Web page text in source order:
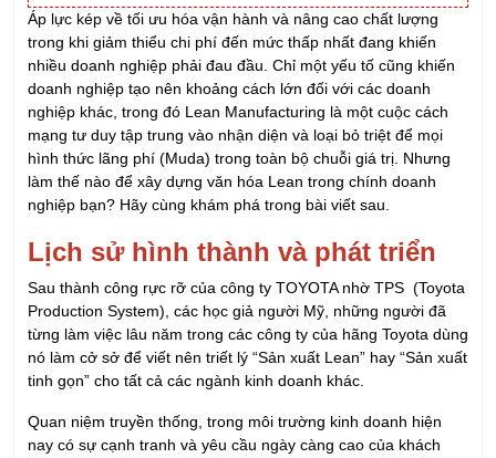
Áp lực kép về tối ưu hóa vận hành và nâng cao chất lượng
trong khi giảm thiểu chi phí đến mức thấp nhất đang khiến
nhiều doanh nghiệp phải đau đầu. Chỉ một yếu tố cũng khiến
doanh nghiệp tạo nên khoảng cách lớn đối với các doanh
nghiệp khác, trong đó Lean Manufacturing là một cuộc cách
mạng tư duy tập trung vào nhận diện và loại bỏ triệt để mọi
hình thức lãng phí (Muda) trong toàn bộ chuỗi giá trị. Nhưng
làm thế nào để xây dựng văn hóa Lean trong chính doanh
nghiệp bạn? Hãy cùng khám phá trong bài viết sau.
Lịch sử hình thành và phát triển
Sau thành công rực rỡ của công ty TOYOTA nhờ TPS (Toyota
Production System), các học giả người Mỹ, những người đã
từng làm việc lâu năm trong các công ty của hãng Toyota dùng
nó làm cở sở để viết nên triết lý “Sản xuất Lean” hay “Sản xuất
tinh gọn” cho tất cả các ngành kinh doanh khác.
Quan niệm truyền thống, trong môi trường kinh doanh hiện
nay có sự cạnh tranh và yêu cầu ngày càng cao của khách